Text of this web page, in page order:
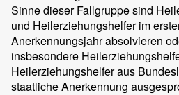
Sinne dieser Fallgruppe sind
und Heilerziehungshelfer im
Anerkennungsjahr absolvieren
insbesondere
Heilerziehungshelfer aus
staatliche Anerkennung